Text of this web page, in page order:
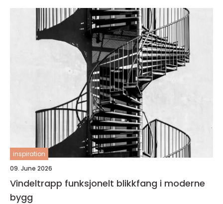
inspiration
09. June 2026
Vindeltrapp funksjonelt blikkfang i moderne
bygg